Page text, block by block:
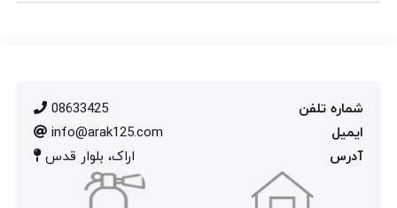
شماره تلفن
08633425
ایمیل
info@arak125.com
آدرس
اراک، بلوار قدس